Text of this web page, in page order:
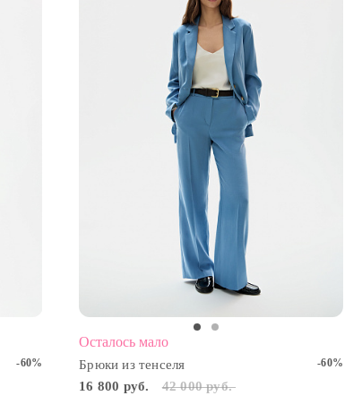
2
-60%
Осталось мало
Брюки из тенселя -60%
16 800 руб. 42 000 руб.